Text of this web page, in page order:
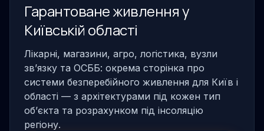
Гарантоване живлення у
Київській області
Лікарні, магазини, агро, логістика, вузли
звʼязку та ОСББ: окрема сторінка про
системи безперебійного живлення для Київ і
області — з архітектурами під кожен тип
обʼєкта та розрахунком під інсоляцію
регіону.